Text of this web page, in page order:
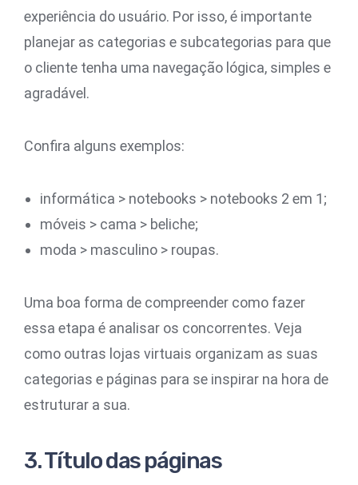
experiência do usuário. Por isso, é importante
planejar as categorias e subcategorias para que
o cliente tenha uma navegação lógica, simples e
agradável.
Confira alguns exemplos:
informática > notebooks > notebooks 2 em 1;
móveis > cama > beliche;
moda > masculino > roupas.
Uma boa forma de compreender como fazer
essa etapa é analisar os concorrentes. Veja
como outras lojas virtuais organizam as suas
categorias e páginas para se inspirar na hora de
estruturar a sua.
3. Título das páginas